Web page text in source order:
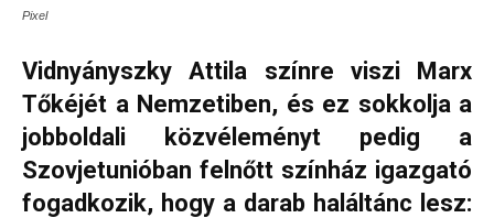
Pixel
Vidnyányszky Attila színre viszi Marx
Tőkéjét a Nemzetiben, és ez sokkolja a
jobboldali közvéleményt pedig a
Szovjetunióban felnőtt színház igazgató
fogadkozik, hogy a darab haláltánc lesz: